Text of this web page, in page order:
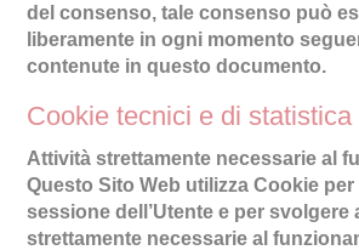
del consenso, tale consenso può
liberamente in ogni momento
contenute in questo documento.
Cookie tecnici e di statistica
Attività strettamente necessarie al
Questo Sito Web utilizza Cookie per
sessione dell’Utente e per svolgere
strettamente necessarie al